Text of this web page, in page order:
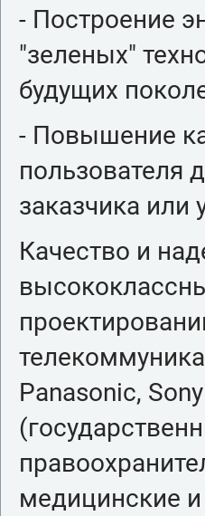
- Построение
"зеленых"
будущих
- Повышение
пользователя
заказчика
Качество и
Panasonic,
медицинские